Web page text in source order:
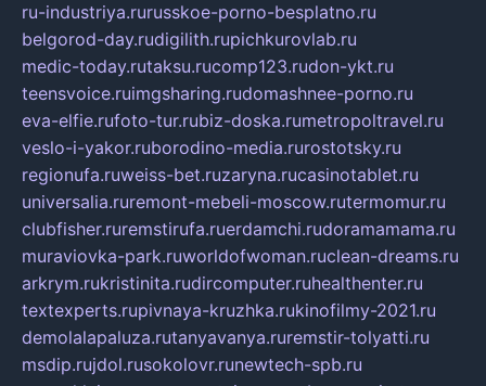
ru-industriya.rurusskoe-porno-besplatno.ru
belgorod-day.rudigilith.rupichkurovlab.ru
medic-today.rutaksu.rucomp123.rudon-ykt.ru
teensvoice.ruimgsharing.rudomashnee-porno.ru
eva-elfie.rufoto-tur.rubiz-doska.rumetropoltravel.ru
veslo-i-yakor.ruborodino-media.rurostotsky.ru
regionufa.ruweiss-bet.ruzaryna.rucasinotablet.ru
universalia.ruremont-mebeli-moscow.rutermomur.ru
clubfisher.ruremstirufa.ruerdamchi.rudoramamama.ru
muraviovka-park.ruworldofwoman.ruclean-dreams.ru
arkrym.rukristinita.rudircomputer.ruhealthenter.ru
textexperts.rupivnaya-kruzhka.rukinofilmy-2021.ru
demolalapaluza.rutanyavanya.ruremstir-tolyatti.ru
msdip.rujdol.rusokolovr.runewtech-spb.ru